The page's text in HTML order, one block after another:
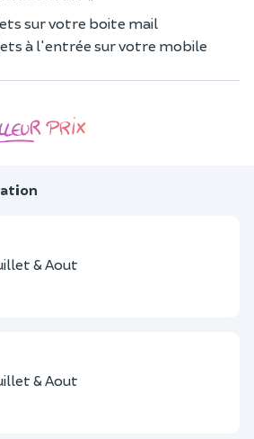
sur votre boite mail
à l'entrée sur votre mobile
& Aout
& Aout